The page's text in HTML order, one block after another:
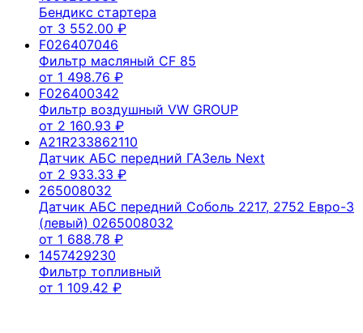
Бендикс стартера
от 3 552.00 ₽
F026407046
Фильтр масляный CF 85
от 1 498.76 ₽
F026400342
Фильтр воздушный VW GROUP
от 2 160.93 ₽
A21R233862110
Датчик АБС передний ГАЗель Next
от 2 933.33 ₽
265008032
Датчик АБС передний Соболь 2217, 2752 Евро-3
(левый) 0265008032
от 1 688.78 ₽
1457429230
Фильтр топливный
от 1 109.42 ₽